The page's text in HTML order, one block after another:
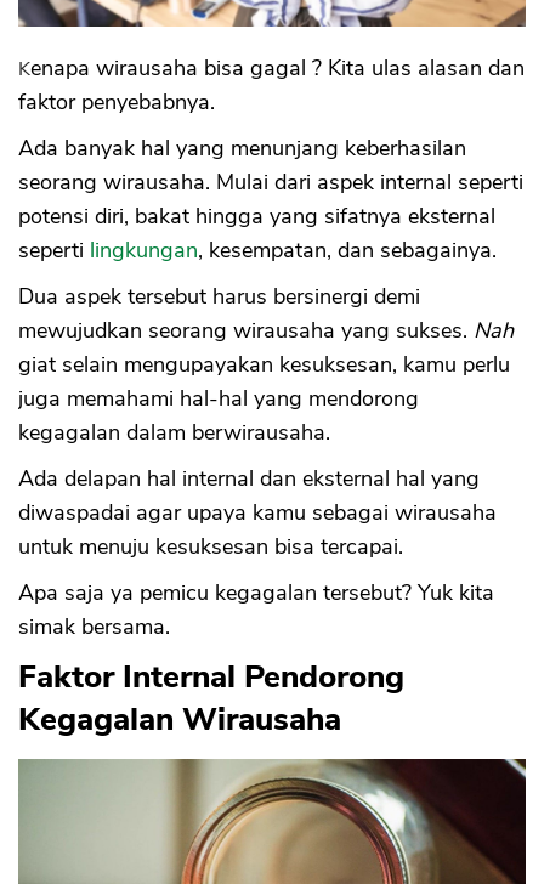
Kenapa wirausaha bisa gagal ? Kita ulas alasan dan
faktor penyebabnya.
Ada banyak hal yang menunjang keberhasilan
seorang wirausaha. Mulai dari aspek internal seperti
potensi diri, bakat hingga yang sifatnya eksternal
seperti lingkungan, kesempatan, dan sebagainya.
Dua aspek tersebut harus bersinergi demi
mewujudkan seorang wirausaha yang sukses. Nah
giat selain mengupayakan kesuksesan, kamu perlu
juga memahami hal-hal yang mendorong
kegagalan dalam berwirausaha.
Ada delapan hal internal dan eksternal hal yang
diwaspadai agar upaya kamu sebagai wirausaha
untuk menuju kesuksesan bisa tercapai.
Apa saja ya pemicu kegagalan tersebut? Yuk kita
simak bersama.
Faktor Internal Pendorong
Kegagalan Wirausaha